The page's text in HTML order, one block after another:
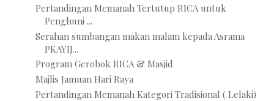
Pertandingan Memanah Tertutup RICA untuk
Penghuni ...
Serahan sumbangan makan malam kepada Asrama
PKAYIJ...
Program Gerobok RICA & Masjid
Majlis Jamuan Hari Raya
Pertandingan Memanah Kategori Tradisional ( Lelaki)